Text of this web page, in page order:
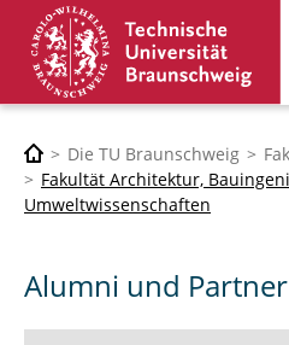
Die TU Braunschweig
Fakultät Architektur,
Umweltwissenschaften
Alumni und Partner